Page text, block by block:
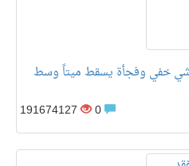
خفي وفجأة يسقط ميتاً وسط
191674127